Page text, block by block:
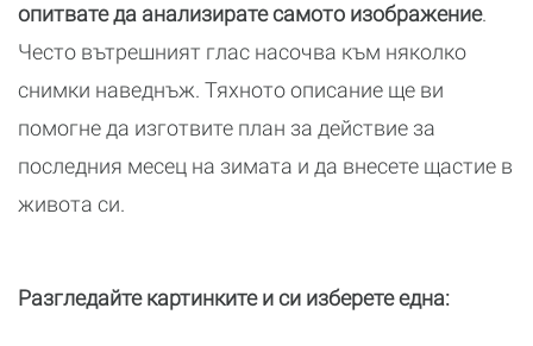
опитвате да анализирате самото изображение.
Често вътрешният глас насочва към няколко
снимки наведнъж. Тяхното описание ще ви
помогне да изготвите план за действие за
последния месец на зимата и да внесете щастие в
живота си.
Разгледайте картинките и си изберете една: